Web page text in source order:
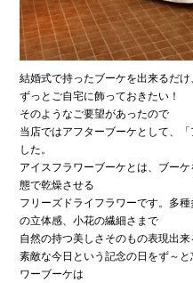
結婚式で持ったブーケを出来るだ
ずっとご自宅に飾っておきたい！
そのようなご要望があったので
当店ではアフターブーケとして、
した。
アイスフラワーブーケとは、ブー
態で乾燥させる
フリーズドライフラワーです。多
の立体感、小花の繊細さまで
自然の持つ美しさそのもの表現出来
素敵な今日という記念の日をず～
ワーブーケは